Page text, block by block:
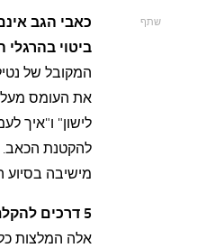
כאבי הגב
ביטוי
המקובל של
את העומס מעל
לישון" ו"איך
להקטנת הכאב.
מישיבה בסיוע
5 דרכים להקלת העומס מעל שרירי הגב
אלה המלצות
שתף